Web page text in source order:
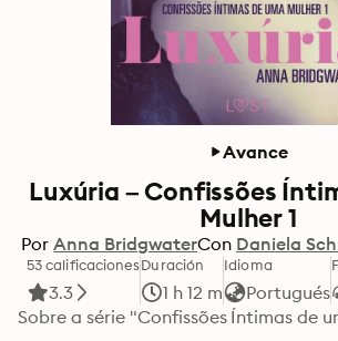
Avance
Luxúria – Confissões
Mulher 1
Por Anna BridgwaterCon Daniela
53 calificaciones
3.3
Duración
1 h 12 m
Idioma
Portugués
Sobre a série "Confissões Íntimas de